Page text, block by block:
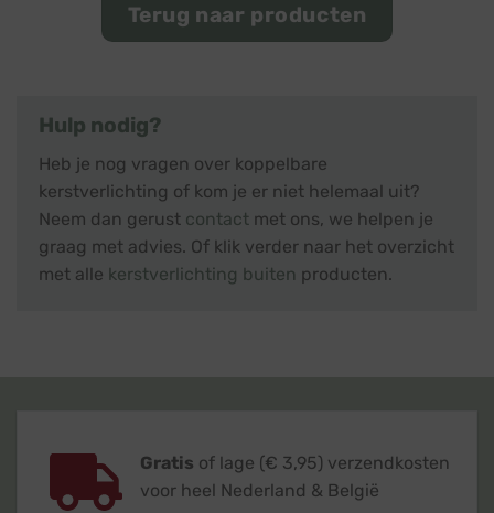
Terug naar producten
Hulp nodig?
Heb je nog vragen over koppelbare
kerstverlichting of kom je er niet helemaal uit?
Neem dan gerust contact met ons, we helpen je
graag met advies. Of klik verder naar het overzicht
met alle kerstverlichting buiten producten.
Gratis of lage (€ 3,95) verzendkosten
voor heel Nederland & België